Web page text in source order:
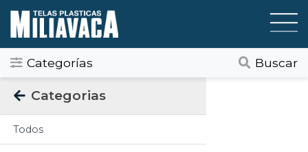
Categorías Buscar
Categorias
Todos